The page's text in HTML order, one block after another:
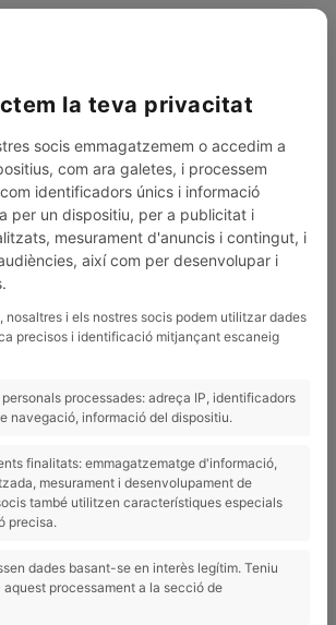
ESP
MENÚ 0
alimentarias
herramienta clave
la teva privacitat
socis emmagatzemem o accedim a
com ara galetes, i processem
identificadors únics i informació
per un dispositiu, per a publicitat i
mesurament d'anuncis i contingut, i
així com per desenvolupar i
nosaltres i els nostres socis podem utilitzar dades
precisos i identificació mitjançant escaneig
personals processades: adreça IP, identificadors
navegació, informació del dispositiu.
finalitats: emmagatzematge d'informació,
mesurament i desenvolupament de
també utilitzen característiques especials
precisa.
dades basant-se en interès legítim. Teniu
processament a la secció de